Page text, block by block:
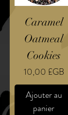
Caramel
Oatmeal
Cookies
Prix
10,00 £GB
Ajouter au
panier